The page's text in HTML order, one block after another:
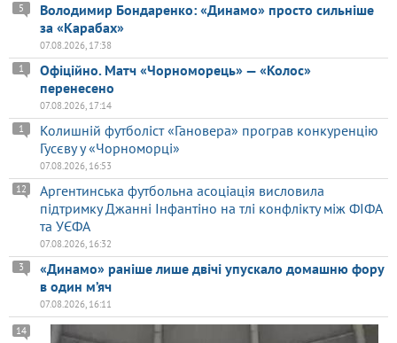
Володимир Бондаренко: «Динамо» просто сильніше
за «Карабах»
5
07.08.2026, 17:38
Офіційно. Матч «Чорноморець» — «Колос»
перенесено
1
07.08.2026, 17:14
Колишній футболіст «Гановера» програв конкуренцію
Гусєву у «Чорноморці»
1
07.08.2026, 16:53
Аргентинська футбольна асоціація висловила
підтримку Джанні Інфантіно на тлі конфлікту між ФІФА
та УЄФА
12
07.08.2026, 16:32
«Динамо» раніше лише двічі упускало домашню фору
в один м’яч
3
07.08.2026, 16:11
14